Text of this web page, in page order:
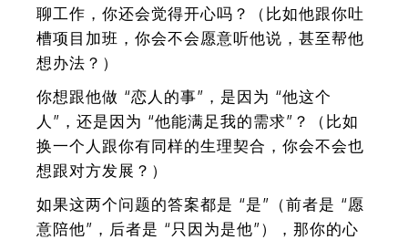
聊工作，你还会觉得开心吗？（比如他跟你吐
槽项目加班，你会不会愿意听他说，甚至帮他
想办法？）
你想跟他做 “恋人的事”，是因为 “他这个
人”，还是因为 “他能满足我的需求”？（比如
换一个人跟你有同样的生理契合，你会不会也
想跟对方发展？）
如果这两个问题的答案都是 “是”（前者是 “愿
意陪他”，后者是 “只因为是他”），那你的心